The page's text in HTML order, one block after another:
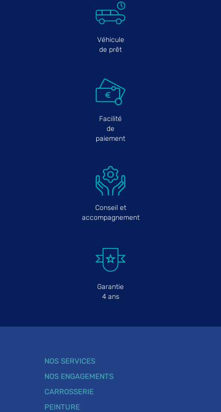
Véhicule
de prêt
Facilité
de
paiement
Conseil et
accompagnement
Garantie
4 ans
NOS SERVICES
NOS ENGAGEMENTS
CARROSSERIE
PEINTURE